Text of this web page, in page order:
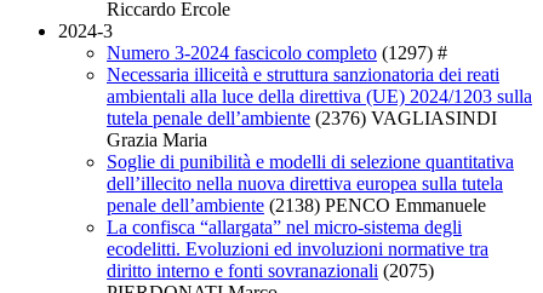
Riccardo Ercole
2024-3
Numero 3-2024 fascicolo completo (1297) #
Necessaria illiceità e struttura sanzionatoria dei reati
ambientali alla luce della direttiva (UE) 2024/1203 sulla
tutela penale dell’ambiente (2376) VAGLIASINDI
Grazia Maria
Soglie di punibilità e modelli di selezione quantitativa
dell’illecito nella nuova direttiva europea sulla tutela
penale dell’ambiente (2138) PENCO Emmanuele
La confisca “allargata” nel micro-sistema degli
ecodelitti. Evoluzioni ed involuzioni normative tra
diritto interno e fonti sovranazionali (2075)